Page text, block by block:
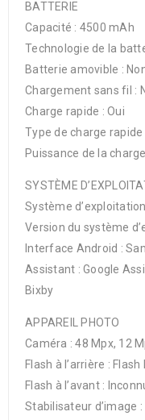
BATTERIE
Capacité : 4500 mAh
Technologie de la
Batterie amovible :
Chargement sans fil :
Charge rapide : Oui
Type de charge
Puissance de la
SYSTÈME
Système
Version du système
Interface Android :
Assistant : Google
Bixby
APPAREIL PHOTO
Caméra : 48 Mpx, 12
Flash à l’arrière : Flash
Flash à l’avant :
Stabilisateur d’image :